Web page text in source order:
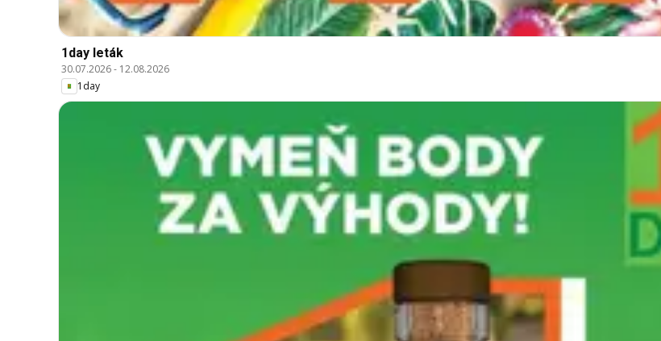
1day leták
30.07.2026- 12.08.2026
1day